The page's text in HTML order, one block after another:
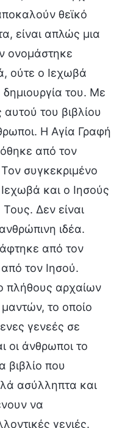
θεϊκό
είναι απλώς μια
ονομάστηκε
ούτε ο Ιεχωβά
του. Με
του βιβλίου
Η Αγία Γραφή
από τον
συγκεκριμένο
και ο Ιησούς
Δεν είναι
ιδέα.
από τον
τον Ιησού.
πλήθους αρχαίων
το οποίο
γενεές σε
οι άνθρωποι το
βιβλίο που
ασύλληπτα και
να
γενιές.